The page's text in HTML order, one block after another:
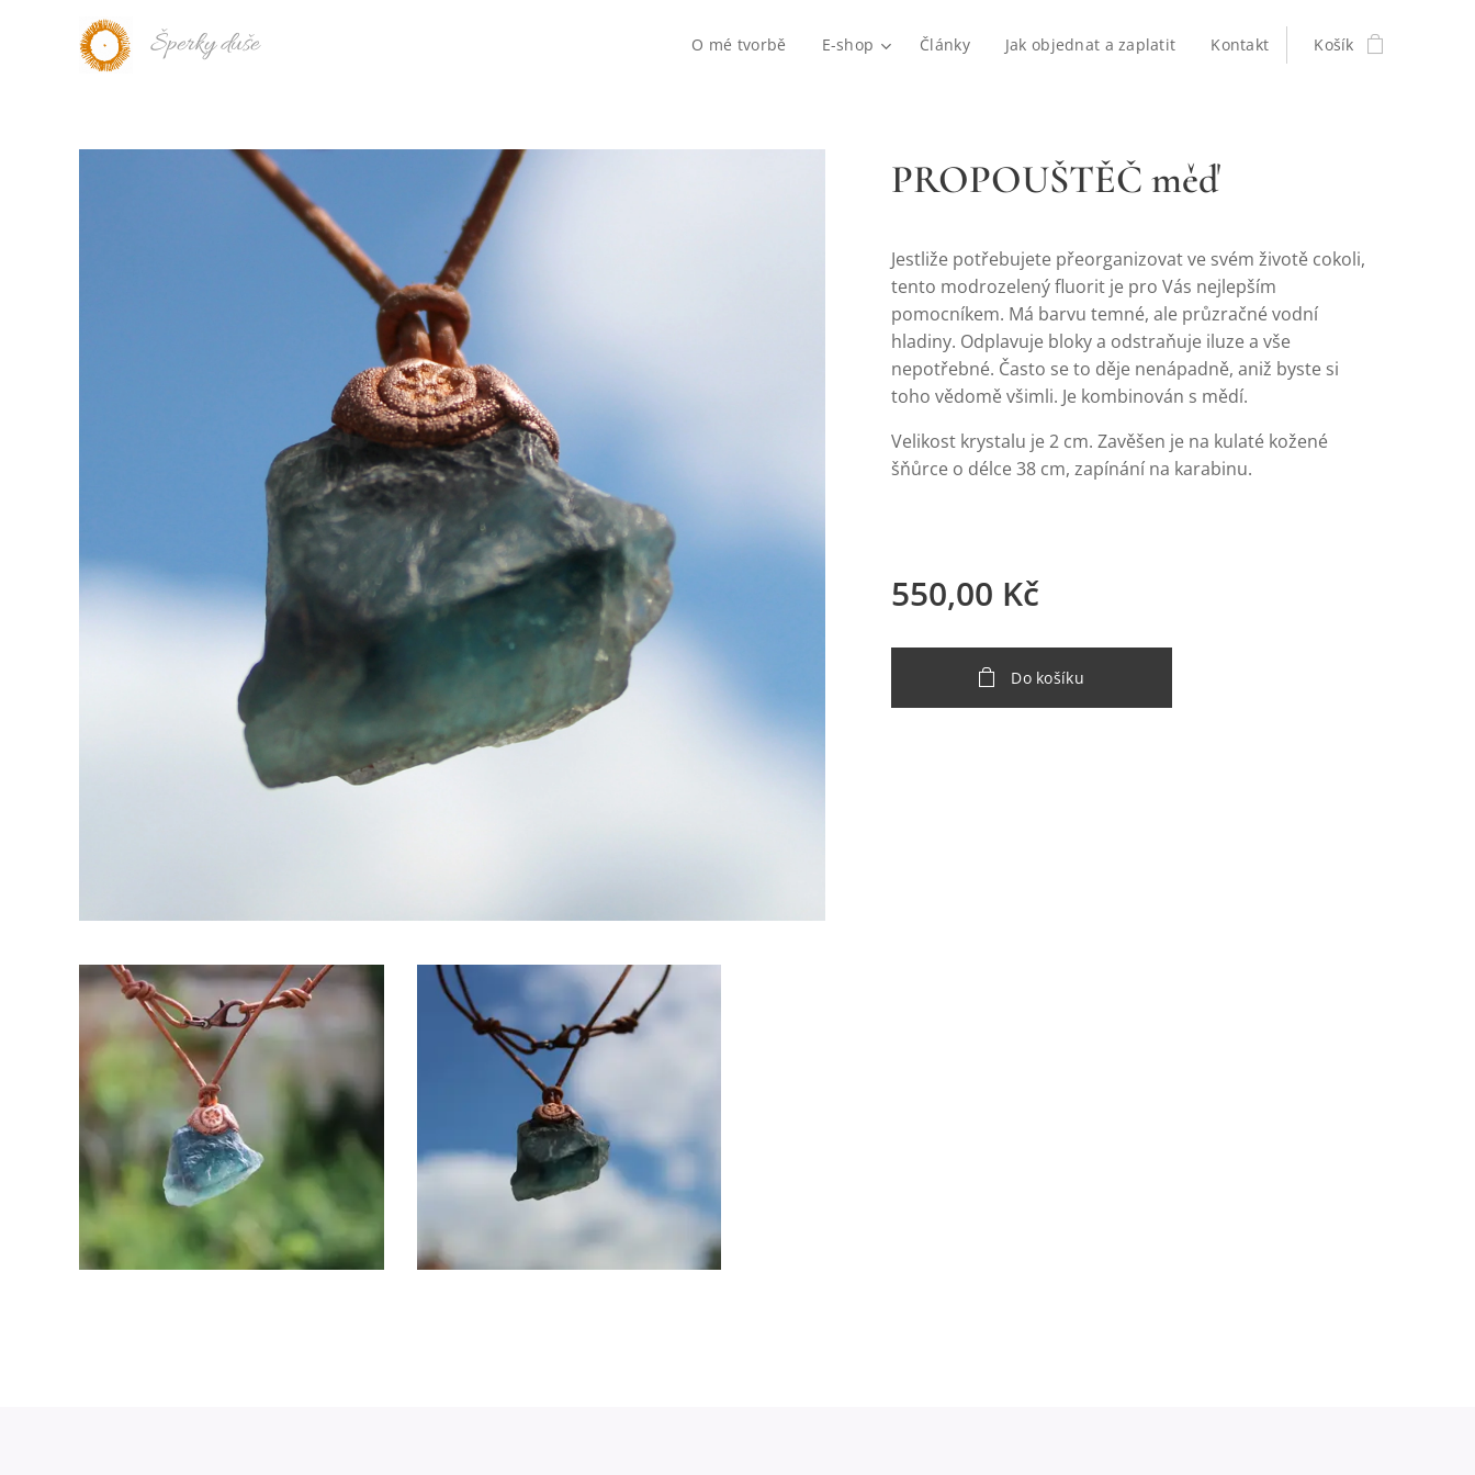
Šperky duše O mé tvorbě E-shop Články Jak objednat a zaplatit Kontakt Košík
PROPOUŠTĚČ měď
Jestliže potřebujete přeorganizovat ve svém životě cokoli,
tento modrozelený fluorit je pro Vás nejlepším
pomocníkem. Má barvu temné, ale průzračné vodní
hladiny. Odplavuje bloky a odstraňuje iluze a vše
nepotřebné. Často se to děje nenápadně, aniž byste si
toho vědomě všimli. Je kombinován s mědí.
Velikost krystalu je 2 cm. Zavěšen je na kulaté kožené
šňůrce o délce 38 cm, zapínání na karabinu.
550,00 Kč
Do košíku